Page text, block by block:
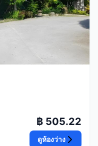
฿ 505.22
ดูห้องว่าง